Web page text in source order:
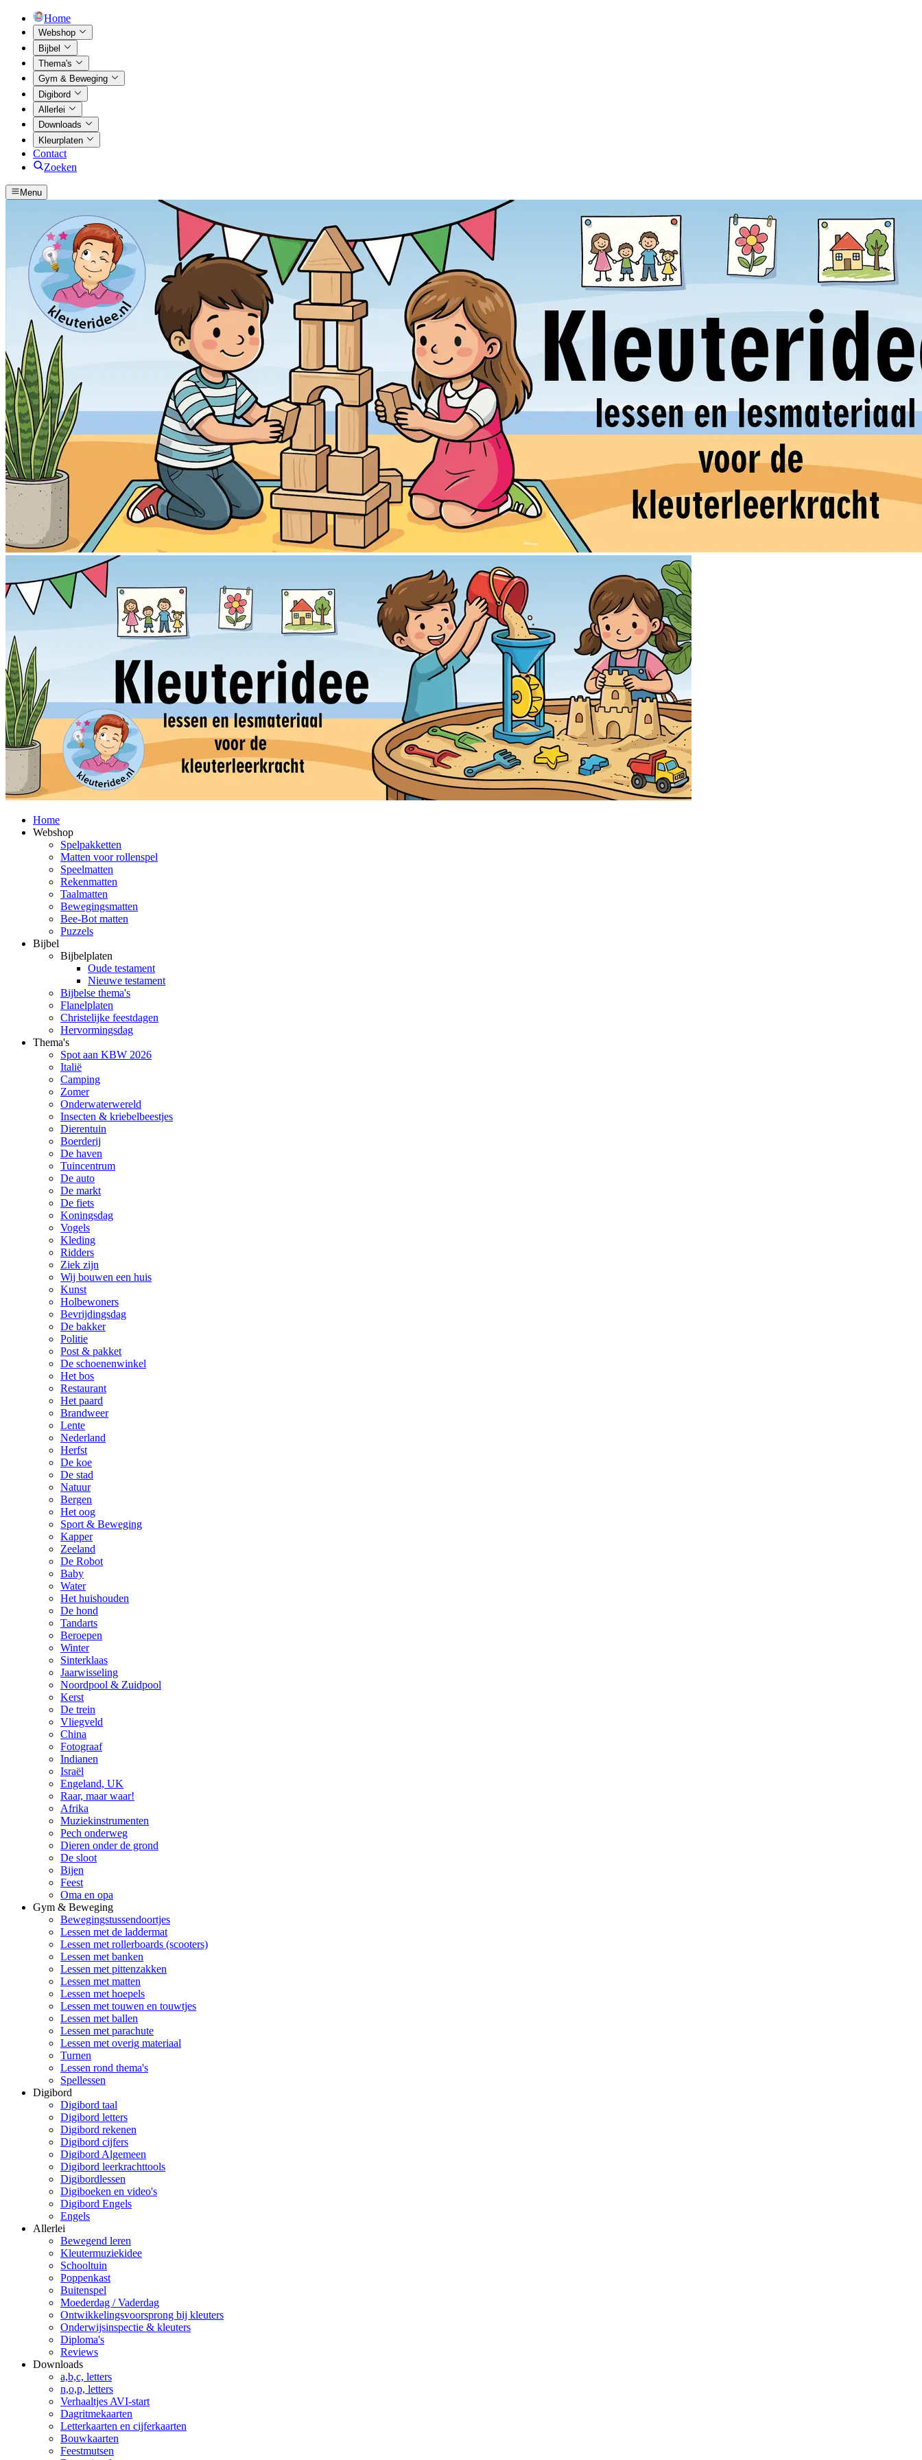
Home
Webshop
Bijbel
Thema's
Gym & Beweging
Digibord
Allerlei
Downloads
Kleurplaten
Contact
Zoeken
Menu
Home
Webshop
Spelpakketten
Matten voor rollenspel
Speelmatten
Rekenmatten
Taalmatten
Bewegingsmatten
Bee-Bot matten
Puzzels
Bijbel
Bijbelplaten
Oude testament
Nieuwe testament
Bijbelse thema's
Flanelplaten
Christelijke feestdagen
Hervormingsdag
Thema's
Spot aan KBW 2026
Italië
Camping
Zomer
Onderwaterwereld
Insecten & kriebelbeestjes
Dierentuin
Boerderij
De haven
Tuincentrum
De auto
De markt
De fiets
Koningsdag
Vogels
Kleding
Ridders
Ziek zijn
Wij bouwen een huis
Kunst
Holbewoners
Bevrijdingsdag
De bakker
Politie
Post & pakket
De schoenenwinkel
Het bos
Restaurant
Het paard
Brandweer
Lente
Nederland
Herfst
De koe
De stad
Natuur
Bergen
Het oog
Sport & Beweging
Kapper
Zeeland
De Robot
Baby
Water
Het huishouden
De hond
Tandarts
Beroepen
Winter
Sinterklaas
Jaarwisseling
Noordpool & Zuidpool
Kerst
De trein
Vliegveld
China
Fotograaf
Indianen
Israël
Engeland, UK
Raar, maar waar!
Afrika
Muziekinstrumenten
Pech onderweg
Dieren onder de grond
De sloot
Bijen
Feest
Oma en opa
Gym & Beweging
Bewegingstussendoortjes
Lessen met de laddermat
Lessen met rollerboards (scooters)
Lessen met banken
Lessen met pittenzakken
Lessen met matten
Lessen met hoepels
Lessen met touwen en touwtjes
Lessen met ballen
Lessen met parachute
Lessen met overig materiaal
Turnen
Lessen rond thema's
Spellessen
Digibord
Digibord taal
Digibord letters
Digibord rekenen
Digibord cijfers
Digibord Algemeen
Digibord leerkrachttools
Digibordlessen
Digiboeken en video's
Digibord Engels
Engels
Allerlei
Bewegend leren
Kleutermuziekidee
Schooltuin
Poppenkast
Buitenspel
Moederdag / Vaderdag
Ontwikkelingsvoorsprong bij kleuters
Onderwijsinspectie & kleuters
Diploma's
Reviews
Downloads
a,b,c, letters
n,o,p, letters
Verhaaltjes AVI-start
Dagritmekaarten
Letterkaarten en cijferkaarten
Bouwkaarten
Feestmutsen